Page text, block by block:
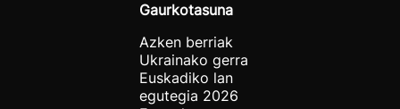
Gaurkotasuna
Azken berriak
Ukrainako gerra
Euskadiko lan
egutegia 2026